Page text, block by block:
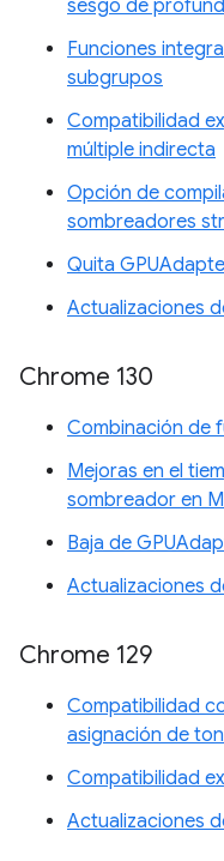
sesgo de
Funciones
subgrupos
Compatibilidad
múltiple indirecta
Opción de
sombreadores
Quita
Actualizaciones
Chrome 130
Combinación de
Mejoras en el
sombreador en
Baja de
Actualizaciones
Chrome 129
Compatibilidad
asignación de
Compatibilidad
Actualizaciones